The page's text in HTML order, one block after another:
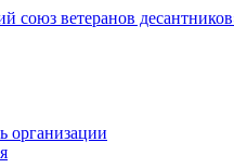
организации